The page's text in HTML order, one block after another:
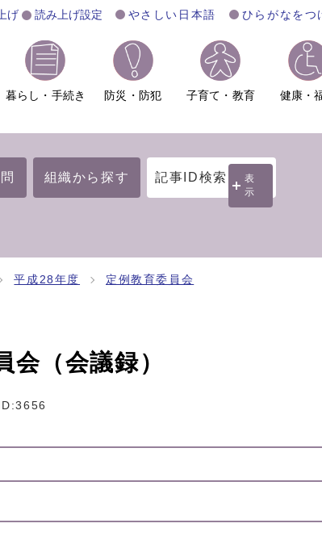
げ 読み上げ設定 やさしい日本語 ひらがなをつ
暮らし・手続き 防災・防犯 子育て・教育 健康・
組織から探す 記事ID検索
表
示
平成28年度 定例教育委員会
（会議録）
ID:3656